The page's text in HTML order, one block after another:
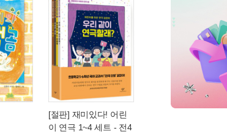
[절판] 재미있다! 어린
이 연극 1~4 세트 - 전4